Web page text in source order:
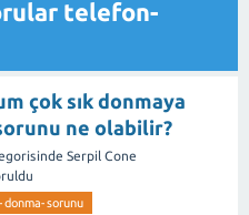
telefon-
çok sık donmaya
ne olabilir?
Serpil Cone
sorunu